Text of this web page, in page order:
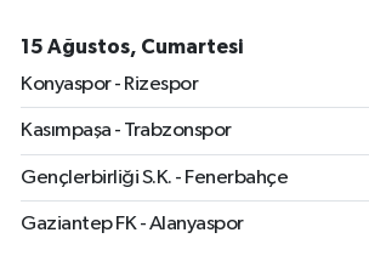
15 Ağustos, Cumartesi
Konyaspor - Rizespor
Kasımpaşa - Trabzonspor
Gençlerbirliği S.K. - Fenerbahçe
Gaziantep FK - Alanyaspor